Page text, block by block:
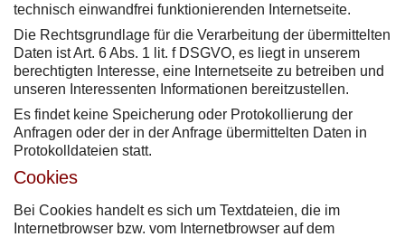
technisch einwandfrei funktionierenden Internetseite.
Die Rechtsgrundlage für die Verarbeitung der übermittelten
Daten ist Art. 6 Abs. 1 lit. f DSGVO, es liegt in unserem
berechtigten Interesse, eine Internetseite zu betreiben und
unseren Interessenten Informationen bereitzustellen.
Es findet keine Speicherung oder Protokollierung der
Anfragen oder der in der Anfrage übermittelten Daten in
Protokolldateien statt.
Cookies
Bei Cookies handelt es sich um Textdateien, die im
Internetbrowser bzw. vom Internetbrowser auf dem